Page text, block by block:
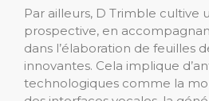
Par ailleurs, D Trimble cultive
prospective, en
dans l’élaboration de feuilles
innovantes. Cela implique
technologiques comme la